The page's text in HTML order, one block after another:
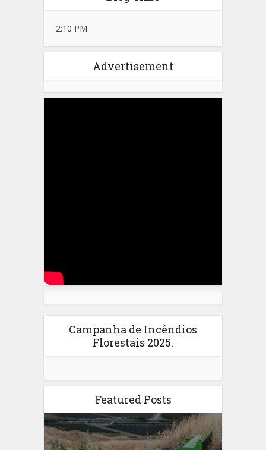
2:10 PM
Advertisement
Campanha de Incêndios
Florestais 2025.
Featured Posts